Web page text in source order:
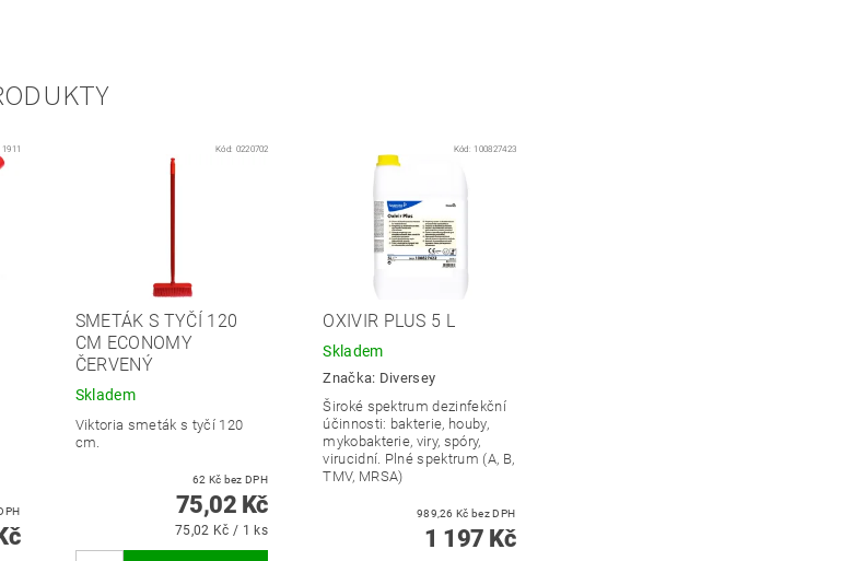
1911
DPH
Kód: 0220702
SMETÁK S TYČÍ 120
CM ECONOMY
ČERVENÝ
Skladem
Viktoria smeták s tyčí 120
cm.
62 Kč bez DPH
75,02 Kč
75,02 Kč / 1 ks
Kód: 100827423
OXIVIR PLUS 5 L
Skladem
Značka: Diversey
Široké spektrum dezinfekční
účinnosti: bakterie, houby,
mykobakterie, viry, spóry,
virucidní. Plné spektrum (A, B,
TMV, MRSA)
989,26 Kč bez DPH
1 197 Kč